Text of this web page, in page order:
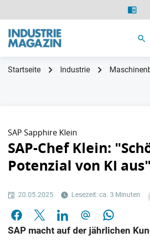
Startseite Industrie
SAP Sapphire Klein
SAP-Chef Klein:
Potenzial von KI aus"
20.05.2025 Lesezeit: ca. 3 Minuten
SAP macht auf der jährlichen